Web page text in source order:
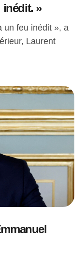
inédit. »
un feu inédit », a
Laurent